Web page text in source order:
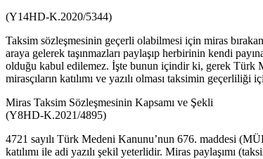
(Y14HD-K.2020/5344)
Taksim sözleşmesinin geçerli olabilmesi için miras
araya gelerek taşınmazları paylaşıp herbirinin kendi
olduğu kabul edilemez. İşte bunun içindir ki, gerek Türk
mirasçıların katılımı ve yazılı olması taksimin
Miras Taksim Sözleşmesinin Kapsamı ve Şekli
(Y8HD-K.2021/4895)
4721 sayılı Türk Medeni Kanunu’nun 676. maddesi
katılımı ile adi yazılı şekil yeterlidir. Miras paylaşımı